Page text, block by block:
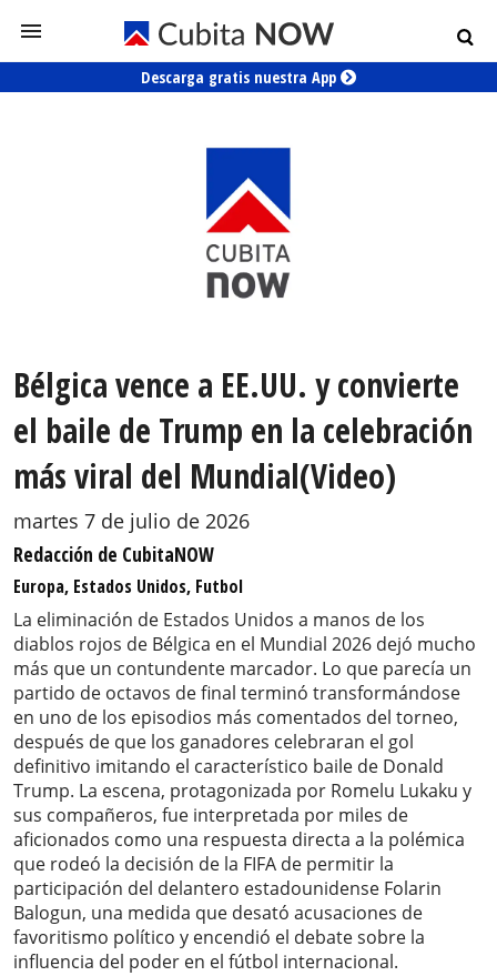
Descarga gratis nuestra App
Bélgica vence a EE.UU. y convierte
el baile de Trump en la celebración
más viral del Mundial(Video)
martes 7 de julio de 2026
Redacción de CubitaNOW
Europa, Estados Unidos, Futbol
La eliminación de Estados Unidos a manos de los
diablos rojos de Bélgica en el Mundial 2026 dejó mucho
más que un contundente marcador. Lo que parecía un
partido de octavos de final terminó transformándose
en uno de los episodios más comentados del torneo,
después de que los ganadores celebraran el gol
definitivo imitando el característico baile de Donald
Trump. La escena, protagonizada por Romelu Lukaku y
sus compañeros, fue interpretada por miles de
aficionados como una respuesta directa a la polémica
que rodeó la decisión de la FIFA de permitir la
participación del delantero estadounidense Folarin
Balogun, una medida que desató acusaciones de
favoritismo político y encendió el debate sobre la
influencia del poder en el fútbol internacional.